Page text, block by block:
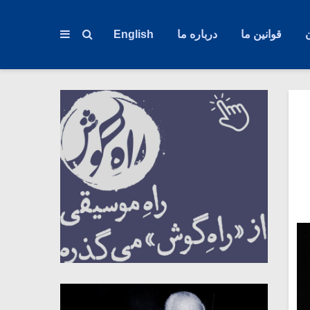
قوانین ما درباره ما English